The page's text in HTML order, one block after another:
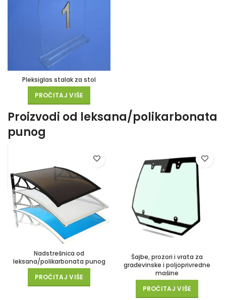
Pleksiglas stalak za stol
PROČITAJ VIŠE
Proizvodi od leksana/polikarbonata
punog
Nadstrešnica od
leksana/polikarbonata punog
PROČITAJ VIŠE
Šajbe, prozori i vrata za
građevinske i poljoprivredne
mašine
PROČITAJ VIŠE